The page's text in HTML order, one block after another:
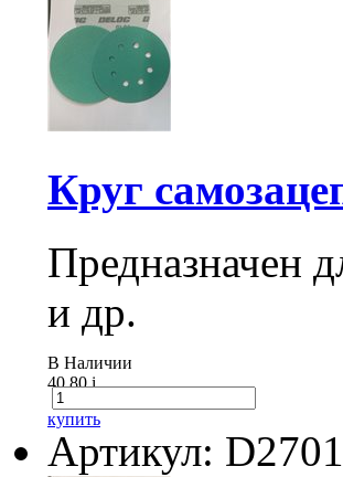
Круг
Предназначен
и др.
В Наличии
40.80i
купить
Артикул: